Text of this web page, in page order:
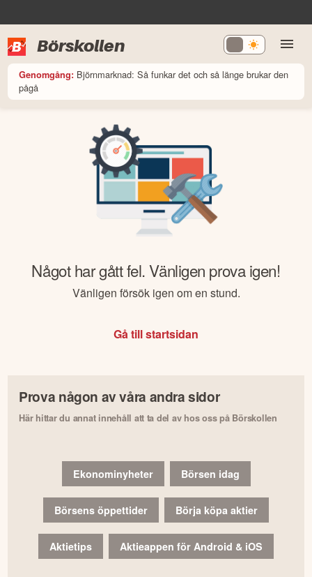
Börskollen
Genomgång: Björnmarknad: Så funkar det och så länge brukar den
pågå
Något har gått fel. Vänligen prova igen!
Vänligen försök igen om en stund.
Gå till startsidan
Prova någon av våra andra sidor
Här hittar du annat innehåll att ta del av hos oss på Börskollen
Ekonominyheter Börsen idag
Börsens öppettider Börja köpa aktier
Aktietips Aktieappen för Android & iOS